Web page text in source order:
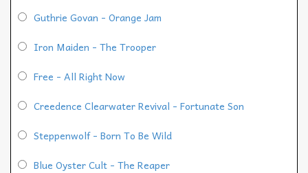
Guthrie Govan - Orange Jam
Iron Maiden - The Trooper
Free - All Right Now
Creedence Clearwater Revival - Fortunate Son
Steppenwolf - Born To Be Wild
Blue Oyster Cult - The Reaper